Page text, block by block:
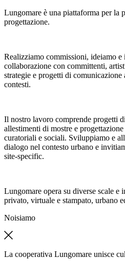
Lungomare è una piattaforma per la
progettazione.
Realizziamo commissioni, ideiamo
collaborazione con committenti,
strategie e progetti di
contesti.
Il nostro lavoro comprende progetti
allestimenti di mostre e
curatoriali e sociali. Sviluppiamo e
dialogo nel contesto urbano e
site-specific.
Lungomare opera su diverse scale
privato, virtuale e stampato, urbano
Noisiamo
La cooperativa Lungomare unisce